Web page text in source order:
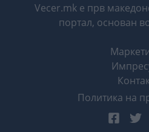
Vecer.mk е прв
портал, основан
Политика на